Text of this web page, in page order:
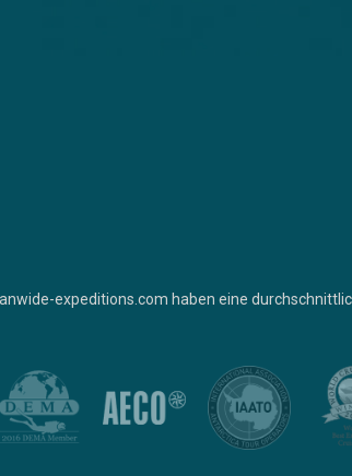
expeditions.com haben eine